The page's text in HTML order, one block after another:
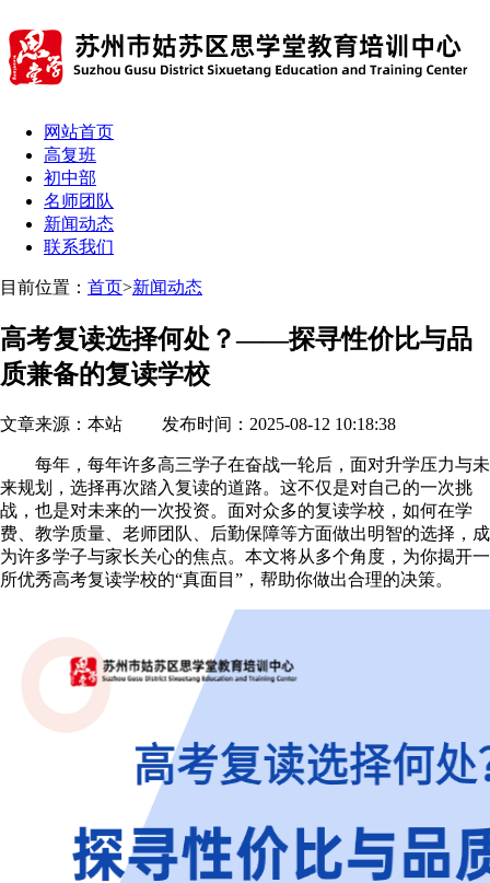
网站首页
高复班
初中部
名师团队
新闻动态
联系我们
目前位置： 首页>新闻动态
高考复读选择何处？——探寻性价比与品
质兼备的复读学校
文章来源：本站 发布时间：2025-08-12 10:18:38
每年，每年许多高三学子在奋战一轮后，面对升学压力与未
来规划，选择再次踏入复读的道路。这不仅是对自己的一次挑
战，也是对未来的一次投资。面对众多的复读学校，如何在学
费、教学质量、老师团队、后勤保障等方面做出明智的选择，成
为许多学子与家长关心的焦点。本文将从多个角度，为你揭开一
所优秀高考复读学校的“真面目”，帮助你做出合理的决策。